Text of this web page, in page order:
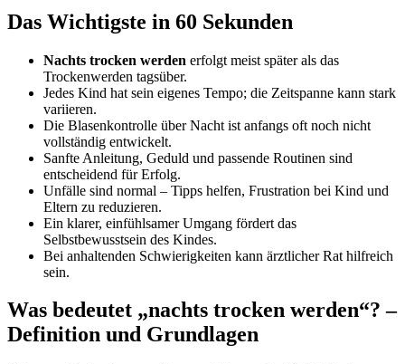
Das Wichtigste in 60 Sekunden
Nachts trocken werden erfolgt meist später als das
Trockenwerden tagsüber.
Jedes Kind hat sein eigenes Tempo; die Zeitspanne kann stark
variieren.
Die Blasenkontrolle über Nacht ist anfangs oft noch nicht
vollständig entwickelt.
Sanfte Anleitung, Geduld und passende Routinen sind
entscheidend für Erfolg.
Unfälle sind normal – Tipps helfen, Frustration bei Kind und
Eltern zu reduzieren.
Ein klarer, einfühlsamer Umgang fördert das
Selbstbewusstsein des Kindes.
Bei anhaltenden Schwierigkeiten kann ärztlicher Rat hilfreich
sein.
Was bedeutet „nachts trocken werden“? –
Definition und Grundlagen